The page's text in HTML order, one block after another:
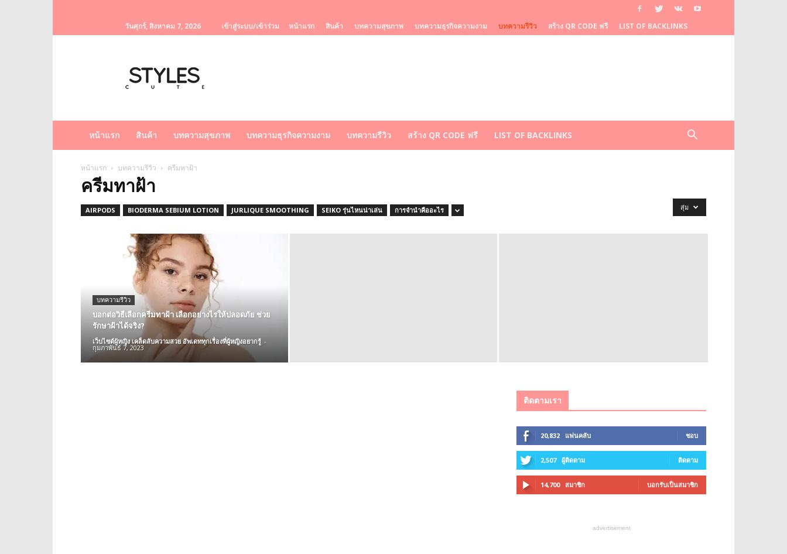
วันศุกร์, สิงหาคม 7, 2026 เข้าสู่ระบบ/เข้าร่วม หน้าแรก สินค้า บทความสุขภาพ บทความธุรกิจความงาม บทความรีวิว สร้าง QR CODE ฟรี LIST OF BACKLINKS
เรื่อง
ราว
ครีม
หน้า
ขาว
ครีม
หน้า
หน้าแรก สินค้า บทความสุขภาพ บทความธุรกิจความงาม บทความรีวิว สร้าง QR CODE ฟรี LIST OF BACKLINKS
หน้าแรก บทความรีวิว ครีมทาฝ้า
ครีมทาฝ้า
AIRPODS BIODERMA SEBIUM LOTION JURLIQUE SMOOTHING SEIKO รุ่นไหนน่าเล่น การจำนำคืออะไร สุ่ม
บทความรีวิว
บอกต่อวิธีเลือกครีมทาฝ้า เลือกอย่างไรให้ปลอดภัย ช่วย
รักษาฝ้าได้จริง?
เว็บไซต์ผู้หญิง เคล็ดลับความสวย อัพเดททุกเรื่องที่ผู้หญิงอยากรู้ -
กุมภาพันธ์ 7, 2023
ติดตามเรา
20,832 แฟนคลับ ชอบ
2,507 ผู้ติดตาม ติดตาม
14,700 สมาชิก บอกรับเป็นสมาชิก
advertisement